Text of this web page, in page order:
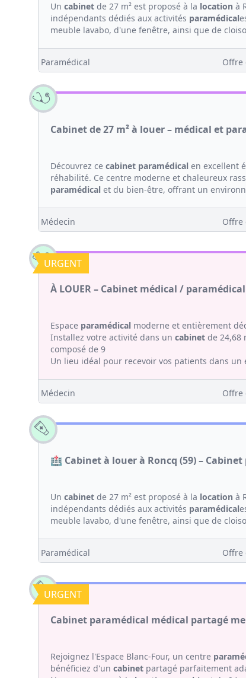
Un cabinet de 27 m² est proposé à la location à
indépendants dédiés aux activités paramédical
meuble lavabo, d'une fenêtre, ainsi que de
Paramédical Offre
Cabinet de 27 m² à louer – médical et
Découvrez ce cabinet paramédical en excellent
réhabilité. Ce centre moderne et chaleureux
paramédical et du bien-être, offrant un
Médecin Offre
URGENT
À LOUER – Cabinet médical / paramédical
Espace paramédical moderne et entièrement
Installez votre activité dans un cabinet de 24,68
composé de 9
Un lieu idéal pour recevoir vos patients dans un
Médecin Offre
🏥 Cabinet à louer à Roncq (59) –
Un cabinet de 27 m² est proposé à la location à
indépendants dédiés aux activités paramédical
meuble lavabo, d'une fenêtre, ainsi que de
Paramédical Offre
URGENT
Cabinet paramédical médical partagé
Rejoignez l'Espace Blanc-Four, un centre
bénéficiez d'un cabinet partagé parfaitement